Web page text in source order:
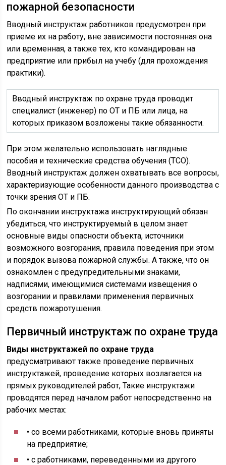
пожарной безопасности
Вводный инструктаж работников предусмотрен при
приеме их на работу, вне зависимости постоянная она
или временная, а также тех, кто командирован на
предприятие или прибыл на учебу (для прохождения
практики).
Вводный инструктаж по охране труда проводит
специалист (инженер) по ОТ и ПБ или лица, на
которых приказом возложены такие обязанности.
При этом желательно использовать наглядные
пособия и технические средства обучения (ТСО).
Вводный инструктаж должен охватывать все вопросы,
характеризующие особенности данного производства с
точки зрения ОТ и ПБ.
По окончании инструктажа инструктирующий обязан
убедиться, что инструктируемый в целом знает
основные виды опасности объекта, источники
возможного возгорания, правила поведения при этом
и порядок вызова пожарной службы. А также, что он
ознакомлен с предупредительными знаками,
надписями, имеющимися системами извещения о
возгорании и правилами применения первичных
средств пожаротушения.
Первичный инструктаж по охране труда
Виды инструктажей по охране труда
предусматривают также проведение первичных
инструктажей, проведение которых возлагается на
прямых руководителей работ, Такие инструктажи
проводятся перед началом работ непосредственно на
рабочих местах:
• со всеми работниками, которые вновь приняты
на предприятие;
• с работниками, переведенными из другого